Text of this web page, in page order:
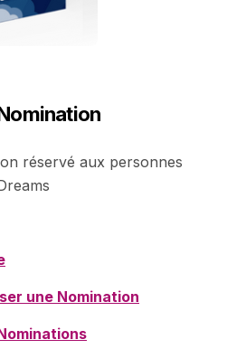
réservé aux personnes
une Nomination